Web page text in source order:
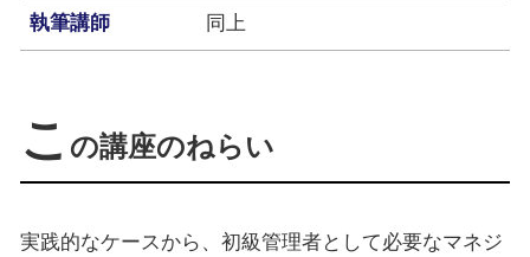
執筆講師 同上
こ の講座のねらい
実践的なケースから、初級管理者として必要なマネジ